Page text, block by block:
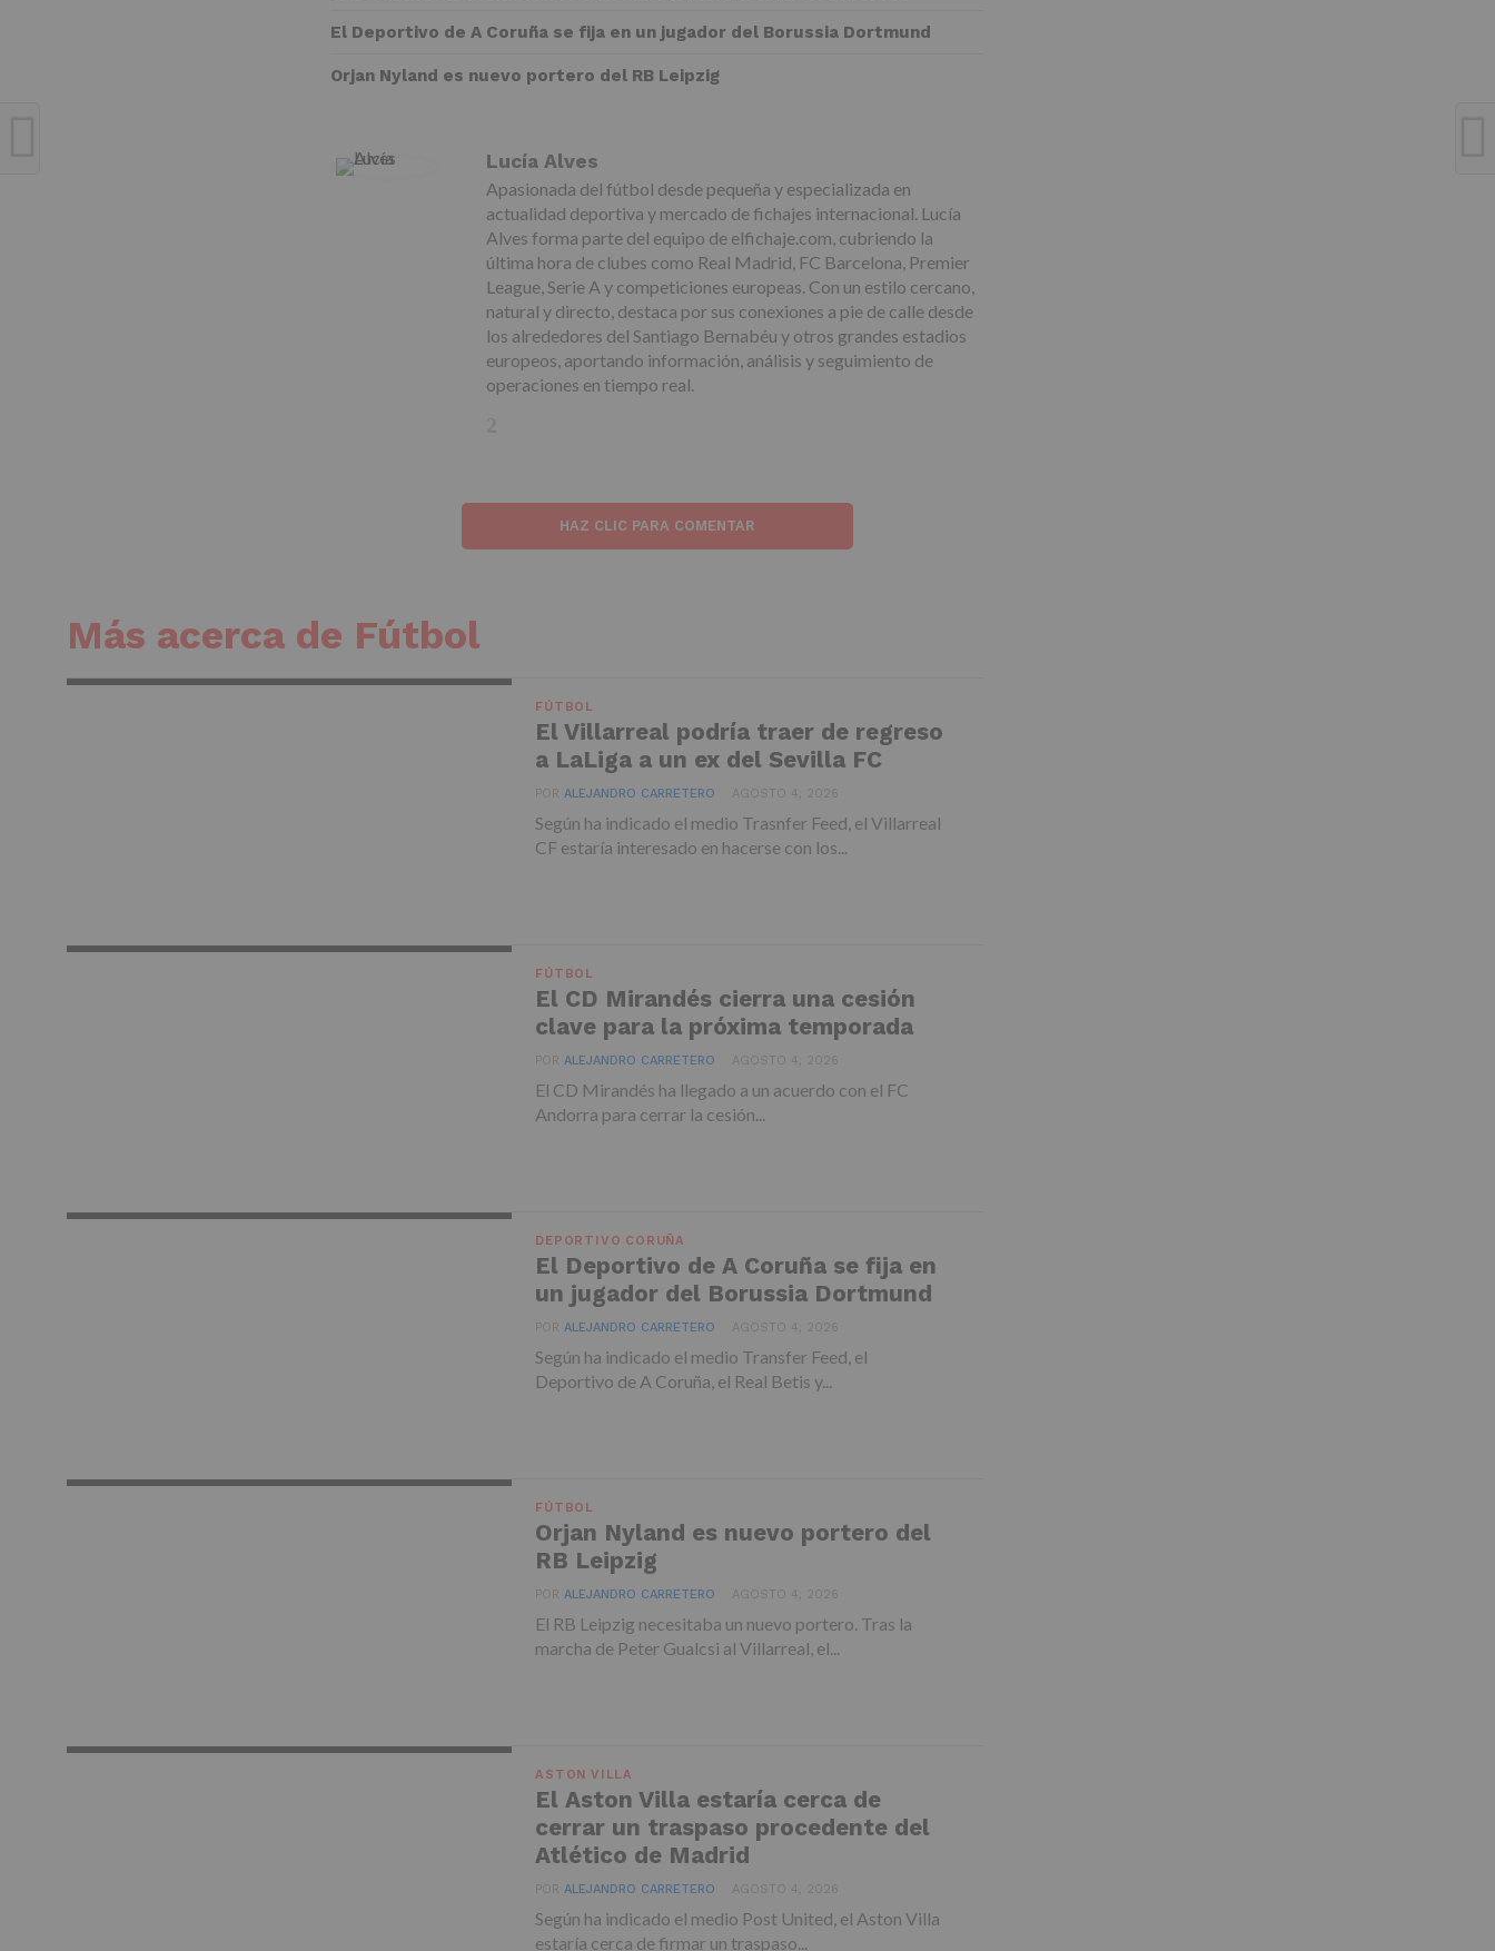
El Deportivo de A Coruña se fija en un jugador del Borussia Dortmund
Orjan Nyland es nuevo portero del RB Leipzig
Lucía Alves
Apasionada del fútbol desde pequeña y especializada en
actualidad deportiva y mercado de fichajes internacional. Lucía
Alves forma parte del equipo de elfichaje.com, cubriendo la
última hora de clubes como Real Madrid, FC Barcelona, Premier
League, Serie A y competiciones europeas. Con un estilo cercano,
natural y directo, destaca por sus conexiones a pie de calle desde
los alrededores del Santiago Bernabéu y otros grandes estadios
europeos, aportando información, análisis y seguimiento de
operaciones en tiempo real.
HAZ CLIC PARA COMENTAR
Más acerca de Fútbol
FÚTBOL
El Villarreal podría traer de regreso
a LaLiga a un ex del Sevilla FC
PORALEJANDRO CARRETERO AGOSTO 4, 2026
Según ha indicado el medio Trasnfer Feed, el Villarreal
CF estaría interesado en hacerse con los...
FÚTBOL
El CD Mirandés cierra una cesión
clave para la próxima temporada
PORALEJANDRO CARRETERO AGOSTO 4, 2026
El CD Mirandés ha llegado a un acuerdo con el FC
Andorra para cerrar la cesión...
DEPORTIVO CORUÑA
El Deportivo de A Coruña se fija en
un jugador del Borussia Dortmund
PORALEJANDRO CARRETERO AGOSTO 4, 2026
Según ha indicado el medio Transfer Feed, el
Deportivo de A Coruña, el Real Betis y...
FÚTBOL
Orjan Nyland es nuevo portero del
RB Leipzig
PORALEJANDRO CARRETERO AGOSTO 4, 2026
El RB Leipzig necesitaba un nuevo portero. Tras la
marcha de Peter Gualcsi al Villarreal, el...
ASTON VILLA
El Aston Villa estaría cerca de
cerrar un traspaso procedente del
Atlético de Madrid
PORALEJANDRO CARRETERO AGOSTO 4, 2026
Según ha indicado el medio Post United, el Aston Villa
estaría cerca de firmar un traspaso...